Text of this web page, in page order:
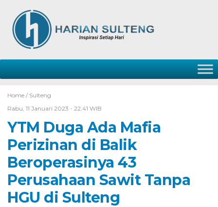
Home / Sulteng
Rabu, 11 Januari 2023 - 22:41 WIB
YTM Duga Ada Mafia
Perizinan di Balik
Beroperasinya 43
Perusahaan Sawit Tanpa
HGU di Sulteng